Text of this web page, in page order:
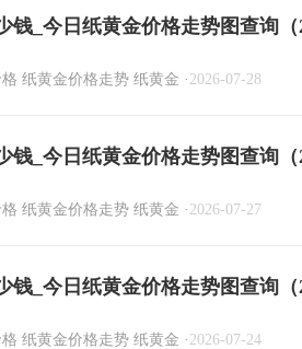
钱_今日纸黄金价格走势图查询（
纸黄金价格走势 纸黄金 · 2026-07-28
钱_今日纸黄金价格走势图查询（
纸黄金价格走势 纸黄金 · 2026-07-27
钱_今日纸黄金价格走势图查询（
纸黄金价格走势 纸黄金 · 2026-07-24